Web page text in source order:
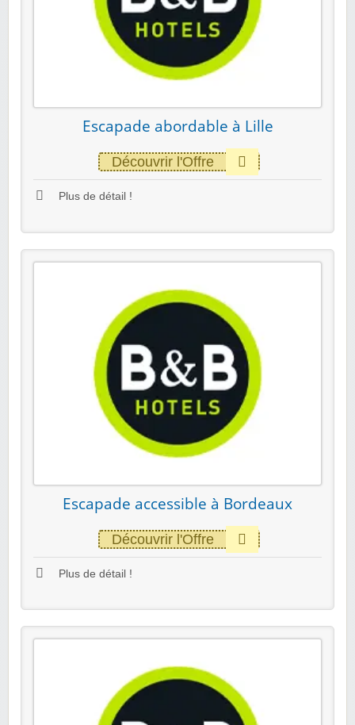
Escapade abordable à Lille
Découvrir l'Offre
Plus de détail !
Escapade accessible à Bordeaux
Découvrir l'Offre
Plus de détail !